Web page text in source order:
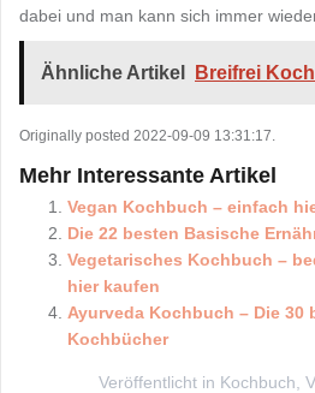
dabei und man kann sich immer
Ähnliche Artikel Breifrei
Originally posted 2022-09-09 13:31:17.
Mehr Interessante Artikel
Vegan Kochbuch – einfach
Die 22 besten Basische
Vegetarisches Kochbuch –
hier kaufen
Ayurveda Kochbuch – Die 30
Kochbücher
Veröffentlicht in Kochbuch